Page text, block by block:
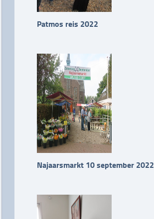
Patmos reis 2022
Najaarsmarkt 10 september 2022